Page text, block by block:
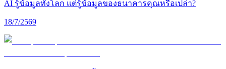
AI รู้ข้อมูลทั้งโลก แต่รู้ข้อมูลของธนาคารคุณหรือเปล่า?
18/7/2569